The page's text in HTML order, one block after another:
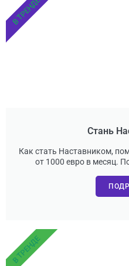
Стань
Как стать Наставником,
от 1000 евро в месяц.
В ТРЕНДЕ
В ТРЕНДЕ